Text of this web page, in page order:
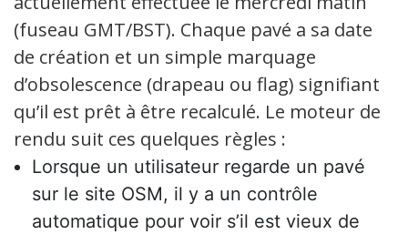
(fuseau GMT/BST). Chaque pavé a sa date
de création et un simple marquage
d’obsolescence (drapeau ou flag) signifiant
qu’il est prêt à être recalculé. Le moteur de
rendu suit ces quelques règles :
Lorsque un utilisateur regarde un pavé
sur le site OSM, il y a un contrôle
automatique pour voir s’il est vieux de